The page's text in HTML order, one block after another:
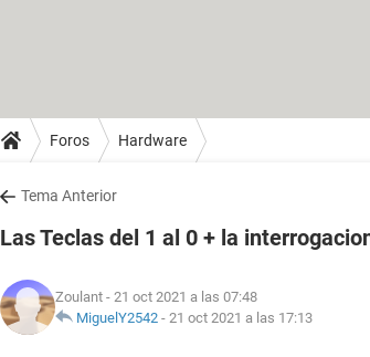
Foros Hardware
Tema Anterior
Las Teclas del 1 al 0 + la
Zoulant - 21 oct 2021 a las 07:48
MiguelY2542 - 21 oct 2021 a las 17:13